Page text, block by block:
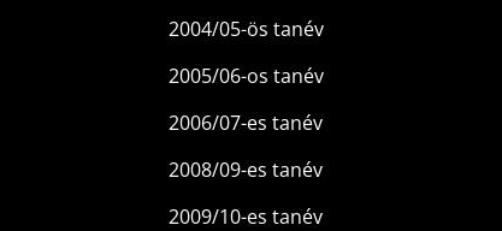
2004/05-ös tanév
2005/06-os tanév
2006/07-es tanév
2008/09-es tanév
2009/10-es tanév